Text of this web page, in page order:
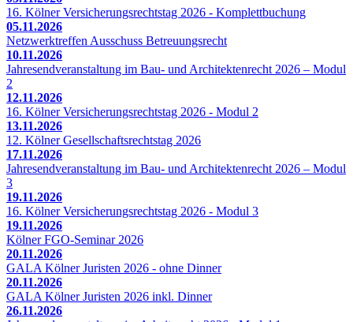
16. Kölner Versicherungsrechtstag 2026 - Komplettbuchung
05.11.2026
Netzwerktreffen Ausschuss Betreuungsrecht
10.11.2026
Jahresendveranstaltung im Bau- und Architektenrecht 2026 – Modul
2
12.11.2026
16. Kölner Versicherungsrechtstag 2026 - Modul 2
13.11.2026
12. Kölner Gesellschaftsrechtstag 2026
17.11.2026
Jahresendveranstaltung im Bau- und Architektenrecht 2026 – Modul
3
19.11.2026
16. Kölner Versicherungsrechtstag 2026 - Modul 3
19.11.2026
Kölner FGO-Seminar 2026
20.11.2026
GALA Kölner Juristen 2026 - ohne Dinner
20.11.2026
GALA Kölner Juristen 2026 inkl. Dinner
26.11.2026